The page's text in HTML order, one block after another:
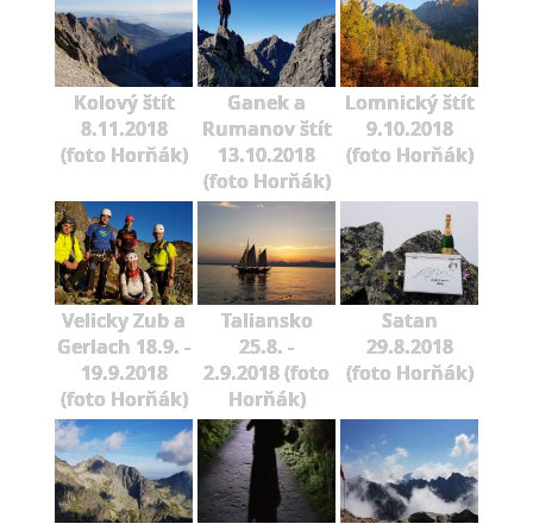
Kolový štít
8.11.2018
(foto Horňák)
Ganek a
Rumanov štít
13.10.2018
(foto Horňák)
Lomnický štít
9.10.2018
(foto Horňák)
Velicky Zub a
Gerlach 18.9. -
19.9.2018
(foto Horňák)
Taliansko
25.8. -
2.9.2018 (foto
Horňák)
Satan
29.8.2018
(foto Horňák)